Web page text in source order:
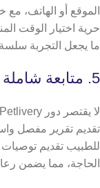
الموقع أو الهاتف،
حرية اختيار الوقت
ما يجعل التجربة
5. متابعة شاملة بعد الفحص
تقديم تقرير مفصل
للطبيب تقديم توصيات
الحاجة، مما يضمن